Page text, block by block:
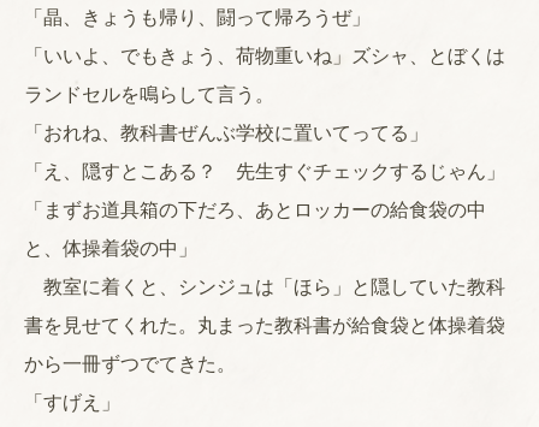
「晶、きょうも帰り、闘って帰ろうぜ」
「いいよ、でもきょう、荷物重いね」ズシャ、とぼくは
ランドセルを鳴らして言う。
「おれね、教科書ぜんぶ学校に置いてってる」
「え、隠すとこある？ 先生すぐチェックするじゃん」
「まずお道具箱の下だろ、あとロッカーの給食袋の中
と、体操着袋の中」
教室に着くと、シンジュは「ほら」と隠していた教科
書を見せてくれた。丸まった教科書が給食袋と体操着袋
から一冊ずつでてきた。
「すげえ」